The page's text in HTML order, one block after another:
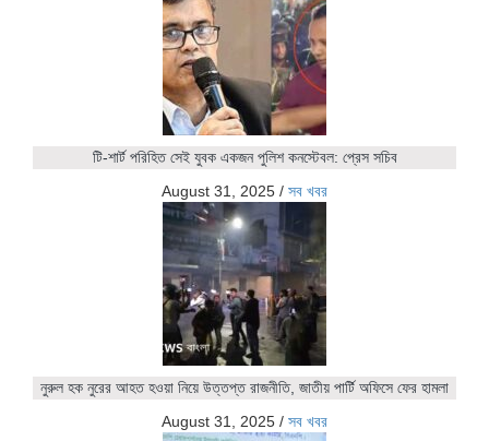
টি-শার্ট পরিহিত সেই যুবক একজন পুলিশ কনস্টেবল: প্রেস সচিব
August 31, 2025 / সব খবর
নুরুল হক নুরের আহত হওয়া নিয়ে উত্তপ্ত রাজনীতি, জাতীয় পার্টি অফিসে ফের হামলা
August 31, 2025 / সব খবর